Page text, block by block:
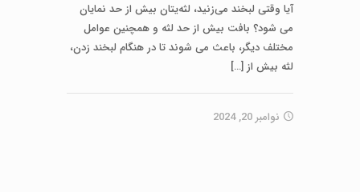
آیا وقتی لبخند می‌زنید، لثه‌یتان بیش ‌از حد نمایان
می شود؟ بافت بیش از حد لثه و همچنین عوامل
مختلف دیگر، باعث می شوند تا در هنگام لبخند زدن،
لثه بیش از[…]
نوامبر 20, 2024